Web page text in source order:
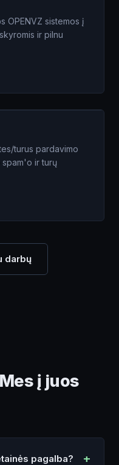
OPENVZ sistemos į
ir pilnu
turus pardavimo
spam'o ir turų
darbų
į juos
pagalba?